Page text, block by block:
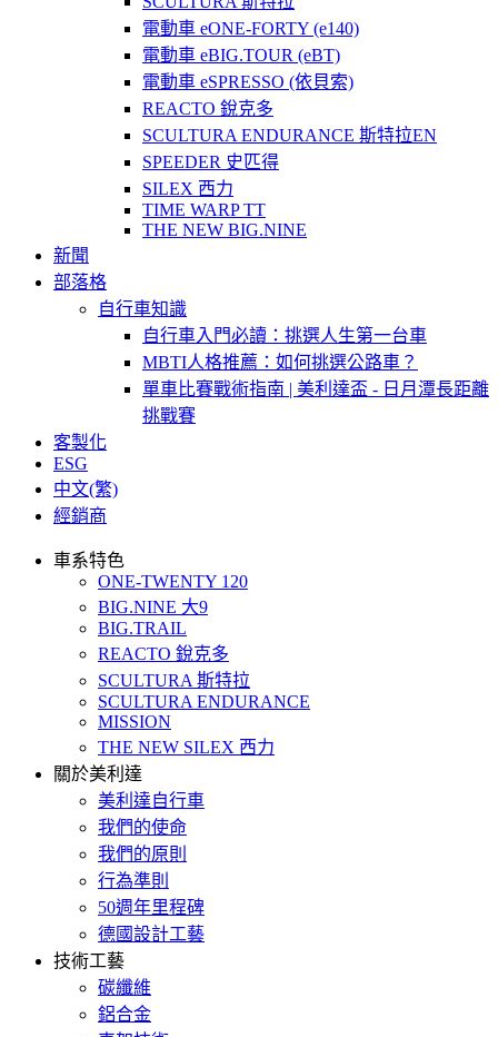
電動車 eONE-FORTY (e140)
電動車 eBIG.TOUR (eBT)
電動車 eSPRESSO (依貝索)
REACTO 銳克多
SCULTURA ENDURANCE 斯特拉EN
SPEEDER 史匹得
SILEX 西力
TIME WARP TT
THE NEW BIG.NINE
新聞
部落格
自行車知識
自行車入門必讀：挑選人生第一台車
MBTI人格推薦：如何挑選公路車？
單車比賽戰術指南 | 美利達盃 - 日月潭長距離
挑戰賽
客製化
ESG
中文(繁)
經銷商
車系特色
ONE-TWENTY 120
BIG.NINE 大9
BIG.TRAIL
REACTO 銳克多
SCULTURA 斯特拉
SCULTURA ENDURANCE
MISSION
THE NEW SILEX 西力
關於美利達
美利達自行車
我們的使命
我們的原則
行為準則
50週年里程碑
德國設計工藝
技術工藝
碳纖維
鋁合金